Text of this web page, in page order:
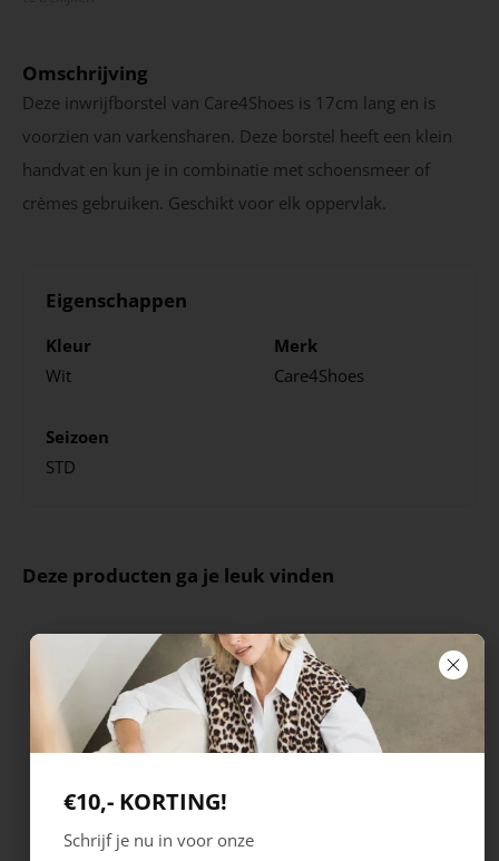
Omschrijving
Deze inwrijfborstel van Care4Shoes is 17cm lang en is
voorzien van varkensharen. Deze borstel heeft een klein
handvat en kun je in combinatie met schoensmeer of
crèmes gebruiken. Geschikt voor elk oppervlak.
Eigenschappen
Kleur
Wit
Merk
Care4Shoes
Seizoen
STD
Deze producten ga je leuk vinden
€10,- KORTING!
Schrijf je nu in voor onze